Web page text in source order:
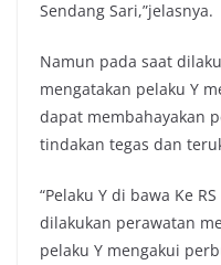
Sendang Sari,”jelasnya.
Namun pada saat
mengatakan pelaku Y
dapat membahayakan
tindakan tegas dan
“Pelaku Y di bawa Ke
dilakukan perawatan
pelaku Y mengakui